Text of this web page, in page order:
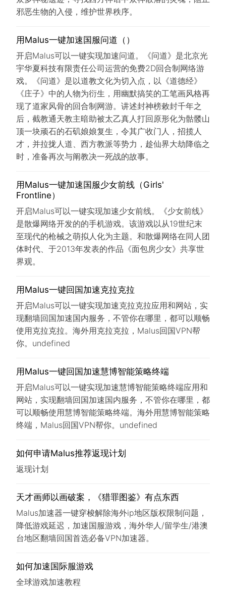
邪恶生物的入侵，维护世界秩序。
用Malus一键加速国服问道（）
开启Malus可以一键实现加速问道。《问道》是北京光
宇华夏科技有限责任公司运营的免费2D回合制网络游
戏。《问道》是以道教文化为切入点，以《道德经》
《庄子》中的人物为衍生，用幽默搞笑的工笔画风格再
现了道家风骨的回合制网游。讲述封神榜敕封千年之
后，截教通天教主暗助被太乙真人打回原形化为骷髅山
顶一块顽石的石矶娘娘复生，令其广收门人，招揽人
才，并拉拢人道、西方教派等势力，趁仙界大劫降临之
时，准备再次与阐教决一死战的故事。
用Malus一键加速国服少女前线（Girls'
Frontline）
开启Malus可以一键实现加速少女前线。《少女前线》
是散爆网络开发的的手机游戏。该游戏以从19世纪末
至现代的枪械之萌拟人化为主题。和散爆网络在同人团
体时代、于2013年发表的作品《面包房少女》共享世
界观。
用Malus一键回国加速克拉克拉
开启Malus可以一键实现加速克拉克拉应用和网站，实
现翻墙回国加速国内服务，不管你在哪里，都可以顺畅
使用克拉克拉。海外用克拉克拉，Malus回国VPN帮
你。undefined
用Malus一键回国加速慧博智能策略终端
开启Malus可以一键实现加速慧博智能策略终端应用和
网站，实现翻墙回国加速国内服务，不管你在哪里，都
可以顺畅使用慧博智能策略终端。海外用慧博智能策略
终端，Malus回国VPN帮你。undefined
如何申请Malus推荐返现计划
返现计划
天才画师以画破案，《猎罪图鉴》有点东西
Malus加速器一键穿梭解除海外ip地区版权限制问题，
降低游戏延迟，加速国服游戏，海外华人/留学生/港澳
台地区翻墙回国首选必备VPN加速器。
如何加速国际服游戏
全球游戏加速教程